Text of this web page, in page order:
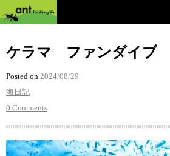
ケラマ ファンダイブ
Posted on 2024/08/29
海日記
0 Comments